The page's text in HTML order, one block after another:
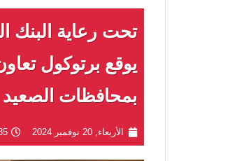
تحت رعاية البنك
بمحافظات الصعيد
الأربعاء, 20 نوفمبر 2024